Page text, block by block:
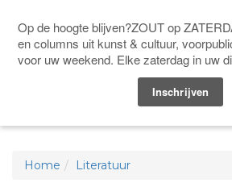
Home Literatuur